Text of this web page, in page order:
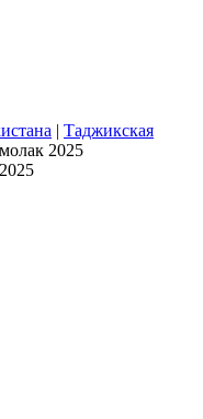
| Таджикская
2025